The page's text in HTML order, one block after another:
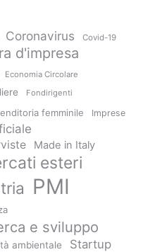
Coronavirus Covid-19
d'impresa
Economia Circolare
Fondirigenti
femminile Imprese
Made in Italy
esteri
PMI
e sviluppo
ambientale
Startup